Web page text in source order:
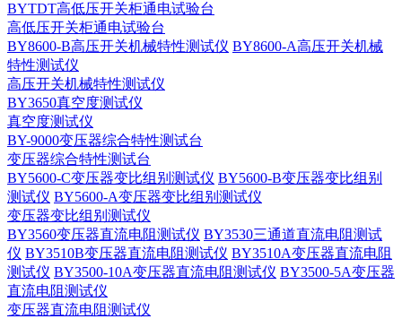
BYTDT高低压开关柜通电试验台
高低压开关柜通电试验台
BY8600-B高压开关机械特性测试仪 BY8600-A高压开关机械
特性测试仪
高压开关机械特性测试仪
BY3650真空度测试仪
真空度测试仪
BY-9000变压器综合特性测试台
变压器综合特性测试台
BY5600-C变压器变比组别测试仪 BY5600-B变压器变比组别
测试仪 BY5600-A变压器变比组别测试仪
变压器变比组别测试仪
BY3560变压器直流电阻测试仪 BY3530三通道直流电阻测试
仪 BY3510B变压器直流电阻测试仪 BY3510A变压器直流电阻
测试仪 BY3500-10A变压器直流电阻测试仪 BY3500-5A变压器
直流电阻测试仪
变压器直流电阻测试仪